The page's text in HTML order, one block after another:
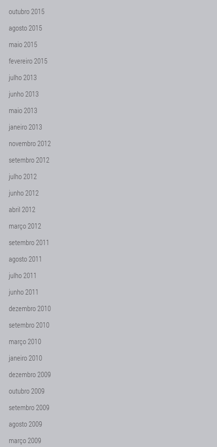
outubro 2015
agosto 2015
maio 2015
fevereiro 2015
julho 2013
junho 2013
maio 2013
janeiro 2013
novembro 2012
setembro 2012
julho 2012
junho 2012
abril 2012
março 2012
setembro 2011
agosto 2011
julho 2011
junho 2011
dezembro 2010
setembro 2010
março 2010
janeiro 2010
dezembro 2009
outubro 2009
setembro 2009
agosto 2009
março 2009